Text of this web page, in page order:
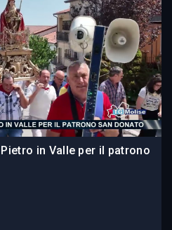
in Valle per il patrono